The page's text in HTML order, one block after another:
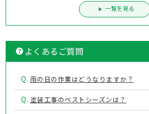
一覧を見る
よくあるご質問
Q. 雨の日の作業はどうなりますか？
Q. 塗装工事のベストシーズンは？